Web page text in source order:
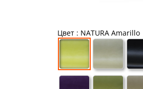
Цвет : NATURA Amarillo